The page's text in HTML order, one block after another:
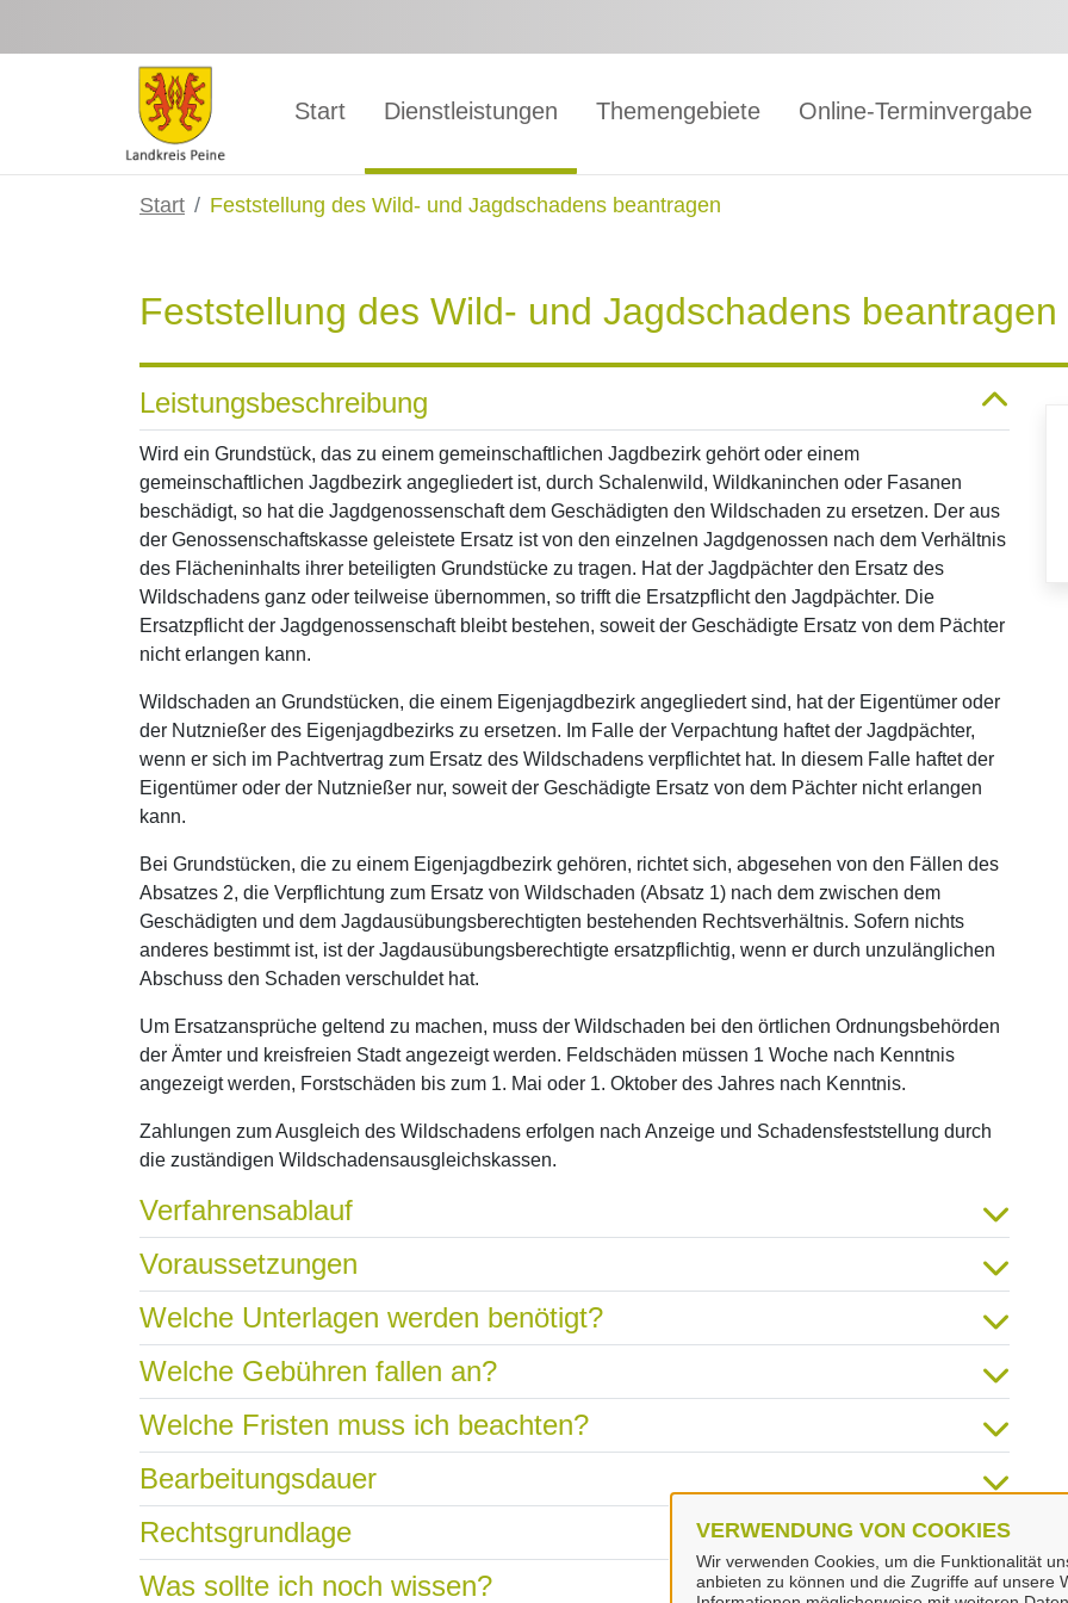
VERWENDUNG VON COOKIES
Wir verwenden Cookies, um die Funktionalität
anbieten zu können und die Zugriffe auf unsere
Start Dienstleistungen Themengebiete Online-Terminvergabe
Start Feststellung des Wild- und Jagdschadens beantragen
Feststellung des Wild- und Jagdschadens beantragen
Leistungsbeschreibung
Wird ein Grundstück, das zu einem gemeinschaftlichen Jagdbezirk gehört oder einem
gemeinschaftlichen Jagdbezirk angegliedert ist, durch Schalenwild, Wildkaninchen oder Fasanen
beschädigt, so hat die Jagdgenossenschaft dem Geschädigten den Wildschaden zu ersetzen. Der aus
der Genossenschaftskasse geleistete Ersatz ist von den einzelnen Jagdgenossen nach dem Verhältnis
des Flächeninhalts ihrer beteiligten Grundstücke zu tragen. Hat der Jagdpächter den Ersatz des
Wildschadens ganz oder teilweise übernommen, so trifft die Ersatzpflicht den Jagdpächter. Die
Ersatzpflicht der Jagdgenossenschaft bleibt bestehen, soweit der Geschädigte Ersatz von dem Pächter
nicht erlangen kann.
Wildschaden an Grundstücken, die einem Eigenjagdbezirk angegliedert sind, hat der Eigentümer oder
der Nutznießer des Eigenjagdbezirks zu ersetzen. Im Falle der Verpachtung haftet der Jagdpächter,
wenn er sich im Pachtvertrag zum Ersatz des Wildschadens verpflichtet hat. In diesem Falle haftet der
Eigentümer oder der Nutznießer nur, soweit der Geschädigte Ersatz von dem Pächter nicht erlangen
kann.
Bei Grundstücken, die zu einem Eigenjagdbezirk gehören, richtet sich, abgesehen von den Fällen des
Absatzes 2, die Verpflichtung zum Ersatz von Wildschaden (Absatz 1) nach dem zwischen dem
Geschädigten und dem Jagdausübungsberechtigten bestehenden Rechtsverhältnis. Sofern nichts
anderes bestimmt ist, ist der Jagdausübungsberechtigte ersatzpflichtig, wenn er durch unzulänglichen
Abschuss den Schaden verschuldet hat.
Um Ersatzansprüche geltend zu machen, muss der Wildschaden bei den örtlichen Ordnungsbehörden
der Ämter und kreisfreien Stadt angezeigt werden. Feldschäden müssen 1 Woche nach Kenntnis
angezeigt werden, Forstschäden bis zum 1. Mai oder 1. Oktober des Jahres nach Kenntnis.
Zahlungen zum Ausgleich des Wildschadens erfolgen nach Anzeige und Schadensfeststellung durch
die zuständigen Wildschadensausgleichskassen.
Verfahrensablauf
Voraussetzungen
Welche Unterlagen werden benötigt?
Welche Gebühren fallen an?
Welche Fristen muss ich beachten?
Bearbeitungsdauer
Rechtsgrundlage
Was sollte ich noch wissen?